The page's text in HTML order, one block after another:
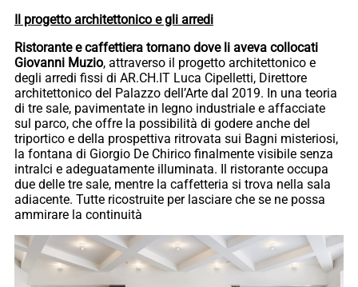
Il progetto architettonico e gli arredi
Ristorante e caffettiera tornano dove li aveva collocati
Giovanni Muzio, attraverso il progetto architettonico e
degli arredi fissi di AR.CH.IT Luca Cipelletti, Direttore
architettonico del Palazzo dell’Arte dal 2019. In una teoria
di tre sale, pavimentate in legno industriale e affacciate
sul parco, che offre la possibilità di godere anche del
triportico e della prospettiva ritrovata sui Bagni misteriosi,
la fontana di Giorgio De Chirico finalmente visibile senza
intralci e adeguatamente illuminata. Il ristorante occupa
due delle tre sale, mentre la caffetteria si trova nella sala
adiacente. Tutte ricostruite per lasciare che se ne possa
ammirare la continuità